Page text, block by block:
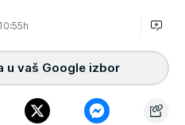
u vaš Google izbor